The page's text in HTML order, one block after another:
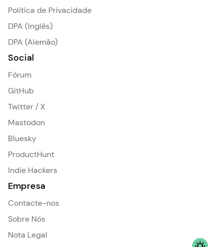
Política de Privacidade
DPA (Inglês)
DPA (Alemão)
Social
Fórum
GitHub
Twitter / X
Mastodon
Bluesky
ProductHunt
Indie Hackers
Empresa
Contacte-nos
Sobre Nós
Nota Legal